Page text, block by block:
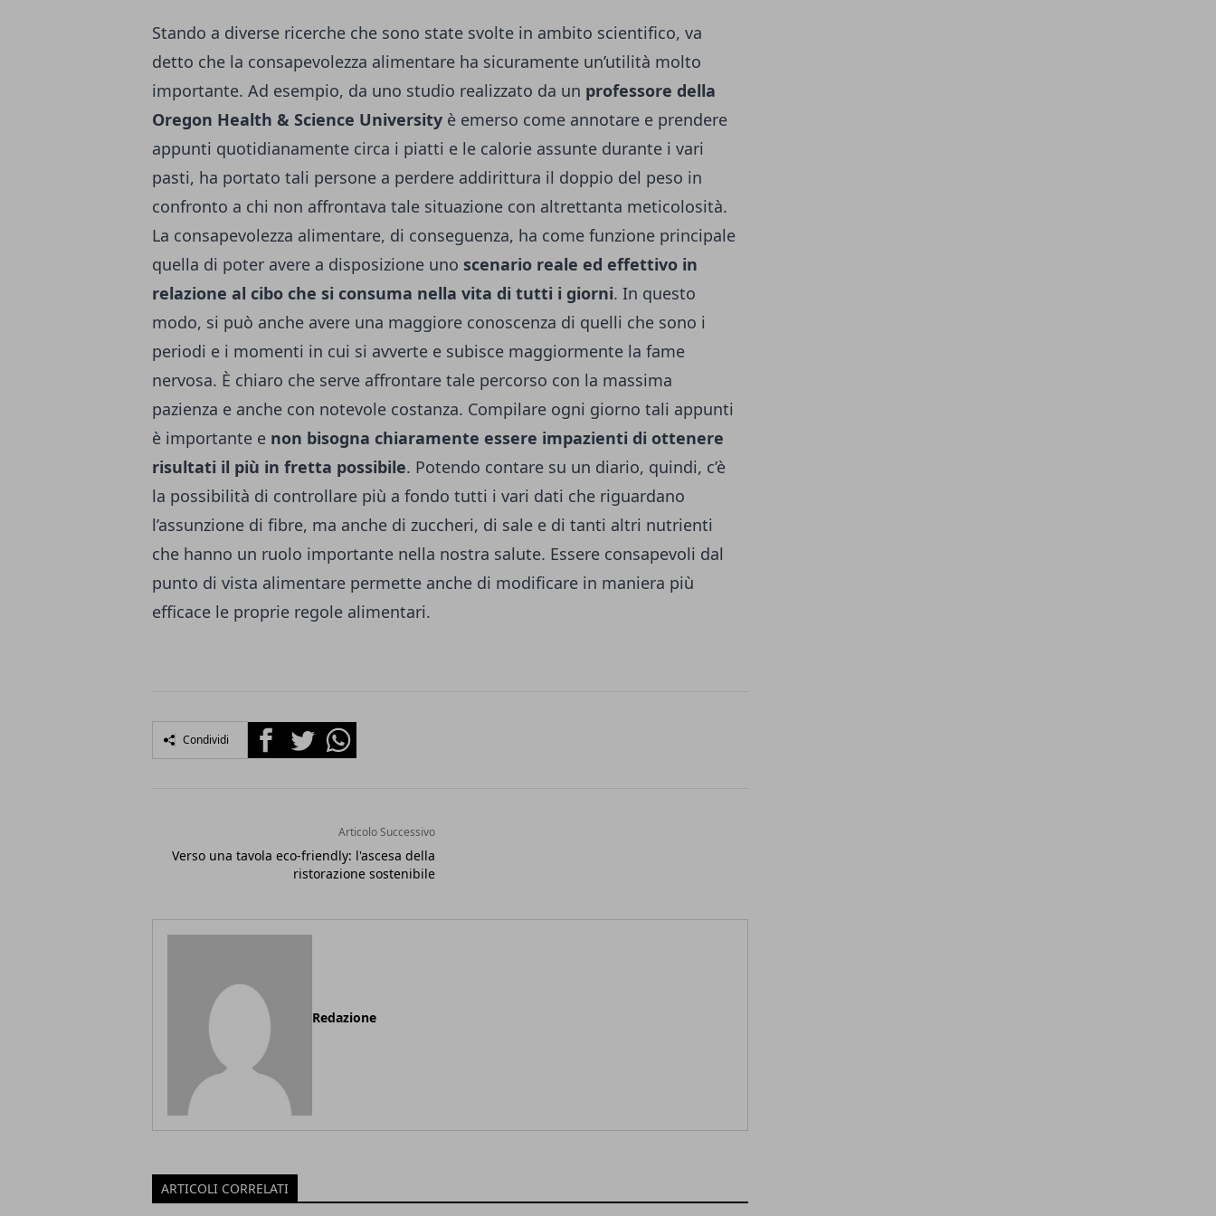
Stando a diverse ricerche che sono state svolte in ambito scientifico, va
detto che la consapevolezza alimentare ha sicuramente un’utilità molto
importante. Ad esempio, da uno studio realizzato da un professore della
Oregon Health & Science University è emerso come annotare e prendere
appunti quotidianamente circa i piatti e le calorie assunte durante i vari
pasti, ha portato tali persone a perdere addirittura il doppio del peso in
confronto a chi non affrontava tale situazione con altrettanta meticolosità.
La consapevolezza alimentare, di conseguenza, ha come funzione principale
quella di poter avere a disposizione uno scenario reale ed effettivo in
relazione al cibo che si consuma nella vita di tutti i giorni. In questo
modo, si può anche avere una maggiore conoscenza di quelli che sono i
periodi e i momenti in cui si avverte e subisce maggiormente la fame
nervosa. È chiaro che serve affrontare tale percorso con la massima
pazienza e anche con notevole costanza. Compilare ogni giorno tali appunti
è importante e non bisogna chiaramente essere impazienti di ottenere
risultati il più in fretta possibile. Potendo contare su un diario, quindi, c’è
la possibilità di controllare più a fondo tutti i vari dati che riguardano
l’assunzione di fibre, ma anche di zuccheri, di sale e di tanti altri nutrienti
che hanno un ruolo importante nella nostra salute. Essere consapevoli dal
punto di vista alimentare permette anche di modificare in maniera più
efficace le proprie regole alimentari.
Condividi FacebookTwitterWhatsapp
Articolo Successivo
Verso una tavola eco-friendly: l'ascesa della
ristorazione sostenibile
Redazione
ARTICOLI CORRELATI